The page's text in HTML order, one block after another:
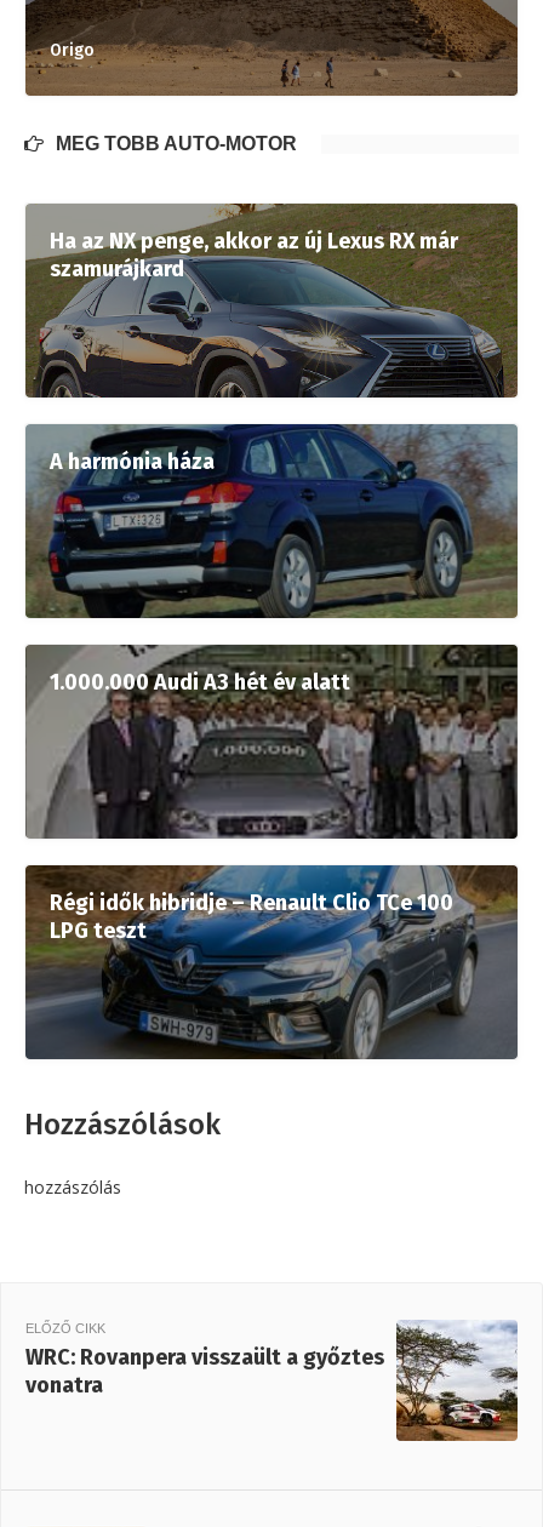
Origo
MÉG TÖBB AUTÓ-MOTOR
Ha az NX penge, akkor az új Lexus RX már
szamurájkard
A harmónia háza
1.000.000 Audi A3 hét év alatt
Régi idők hibridje – Renault Clio TCe 100
LPG teszt
Hozzászólások
hozzászólás
ELŐZŐ CIKK
WRC: Rovanpera visszaült a győztes
vonatra